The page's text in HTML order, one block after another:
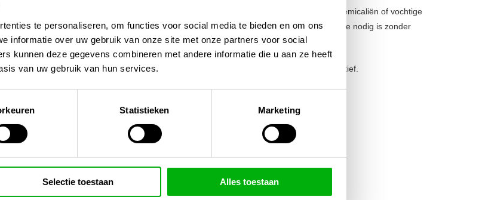
te personaliseren, om functies voor social media te bieden en om ons
informatie over uw gebruik van onze site met onze partners voor social
kunnen deze gegevens combineren met andere informatie die u aan ze heeft
van uw gebruik van hun services.
Statistieken Marketing
Selectie toestaan Alles toestaan
gebruik in omgevingen met planten, mensen en huisdieren, en bevatten geen zware chemicaliën of vochtige
zeer geschikt voor kweekruimtes, opslag, voertuigen of andere plekken waar geurcontrole nodig is zonder
professionele, duurzame oplossing voor schone en frisse lucht – betrouwbaar en effectief.